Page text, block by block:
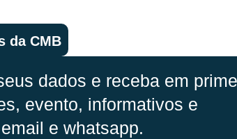
da CMB
dados e receba em
evento, informativos e
e whatsapp.